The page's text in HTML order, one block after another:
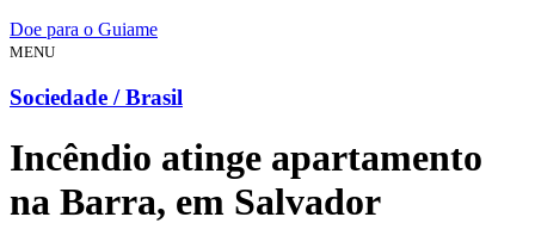
Doe para o Guiame
MENU
Sociedade / Brasil
Incêndio atinge apartamento
na Barra, em Salvador